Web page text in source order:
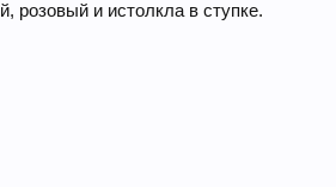
розовый и истолкла в ступке.